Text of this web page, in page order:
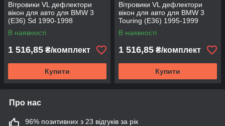
Вітровики VL дефлектори
вікон для авто для BMW 3
(E36) Sd 1990-1998
В наявності
1 516,85 ₴/комплект
Купити
Вітровики VL дефлектори
вікон для авто для BMW 3
Touring (E36) 1995-1999
В наявності
1 516,85 ₴/комплект
Купити
Про нас
96% позитивних з 23 відгуків за рік